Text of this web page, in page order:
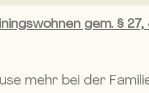
gem. § 27,
mehr bei der